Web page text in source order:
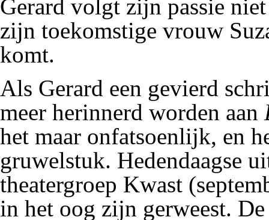
Gerard volgt zijn passie
zijn toekomstige vrouw
komt.
Als Gerard een gevierd
meer herinnerd worden aan
het maar onfatsoenlijk, en
gruwelstuk. Hedendaagse
theatergroep Kwast
in het oog zijn gerweest.